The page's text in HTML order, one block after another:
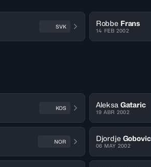
SVK Robbe Frans
14 FEB 2002
KOS Aleksa Gataric
19 ABR 2002
NOR Djordje Gobovic
06 MAY 2002